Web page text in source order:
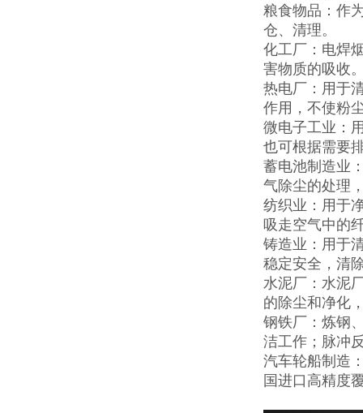
粮食物品：作
仓、清理。
化工厂：电焊
害物质的吸收
热电厂：用于
作用，不使粉
微电子工业：
也可根据需要
蓄电池制造业
气除尘的处理
纺织业：用于
吸走空气中的
铸造业：用于
稳定安全，清
水泥厂：水泥
的除尘和净化
钢铁厂：炼钢
洁工作；脉冲
汽车轮船制造
国进口高精度